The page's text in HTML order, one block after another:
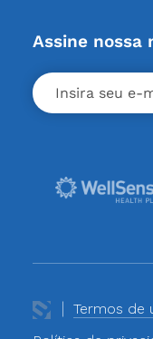
Assine nossa
Termos de